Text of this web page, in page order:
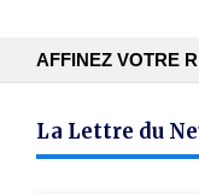
AFFINEZ VOTRE
La Lettre du